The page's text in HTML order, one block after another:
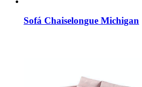
Sofá Chaiselongue Michigan